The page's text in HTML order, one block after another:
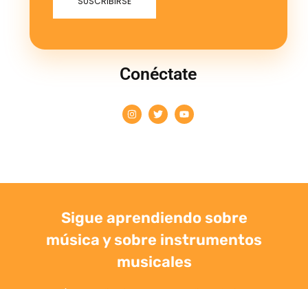
Conéctate
Sigue aprendiendo sobre
música y sobre instrumentos
musicales